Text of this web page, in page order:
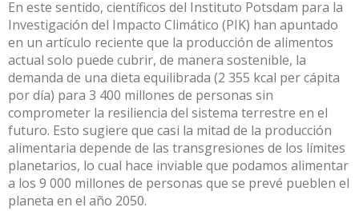
En este sentido, científicos del Instituto Potsdam para la
Investigación del Impacto Climático (PIK) han apuntado
en un artículo reciente que la producción de alimentos
actual solo puede cubrir, de manera sostenible, la
demanda de una dieta equilibrada (2 355 kcal per cápita
por día) para 3 400 millones de personas sin
comprometer la resiliencia del sistema terrestre en el
futuro. Esto sugiere que casi la mitad de la producción
alimentaria depende de las transgresiones de los límites
planetarios, lo cual hace inviable que podamos alimentar
a los 9 000 millones de personas que se prevé pueblen el
planeta en el año 2050.